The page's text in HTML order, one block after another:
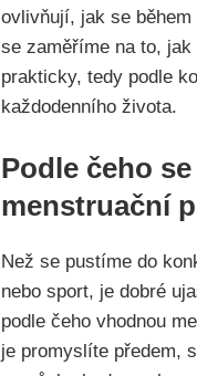
ovlivňují, jak se
se zaměříme na to,
prakticky, tedy podle
každodenního života.
Podle čeho
menstruační
Než se pustíme do
nebo sport, je dobré
podle čeho vhodnou
je promyslíte předem,